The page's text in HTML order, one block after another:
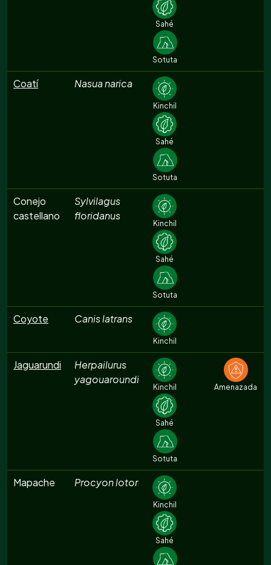
Sahé
Sotuta
Coatí Nasua narica
Kinchil
Sahé
Sotuta
Conejo
castellano
Sylvilagus
floridanus
Kinchil
Sahé
Sotuta
Coyote Canis latrans
Kinchil
Jaguarundi
Herpailurus
yagouaroundi
Kinchil
Sahé
Sotuta
Amenazada
Mapache Procyon lotor
Kinchil
Sahé